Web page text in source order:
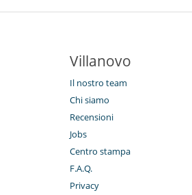
Villanovo
Il nostro team
Chi siamo
Recensioni
Jobs
Centro stampa
F.A.Q.
Privacy